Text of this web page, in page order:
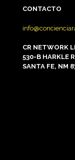
CONTACTO
CR NETWORK
530-B HARKLE
SANTA FE, NM